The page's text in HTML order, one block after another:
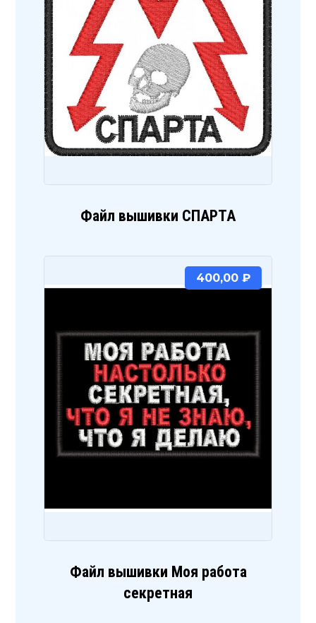
Файл вышивки СПАРТА
Файл вышивки Моя работа
секретная
400,00 ₽